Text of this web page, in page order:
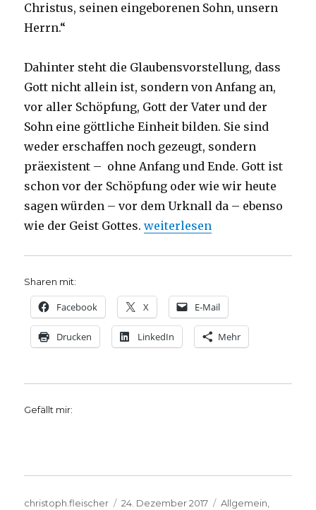
Christus, seinen eingeborenen Sohn, unsern
Herrn.“
Dahinter steht die Glaubensvorstellung, dass
Gott nicht allein ist, sondern von Anfang an,
vor aller Schöpfung, Gott der Vater und der
Sohn eine göttliche Einheit bilden. Sie sind
weder erschaffen noch gezeugt, sondern
präexistent – ohne Anfang und Ende. Gott ist
schon vor der Schöpfung oder wie wir heute
sagen würden – vor dem Urknall da – ebenso
wie der Geist Gottes.„Weihnachtspredigt 2017:
weiterlesen
Sharen mit:
Facebook X E-Mail
Drucken LinkedIn Mehr
Gefällt mir:
Autor
christoph.fleischer
Veröffentlicht
24. Dezember 2017 Kategorien
Allgemein,